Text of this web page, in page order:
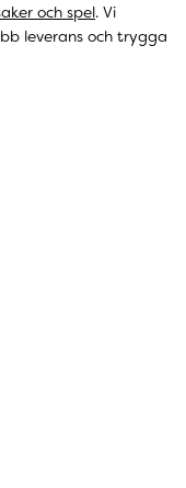
och spel. Vi
leverans och trygga